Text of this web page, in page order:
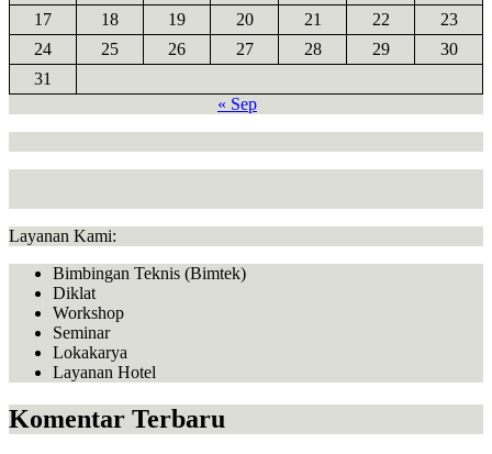
17
18 19 20 21 22
23
24
25 26 27 28 29
30
31
« Sep
Layanan Kami:
Bimbingan Teknis (Bimtek)
Diklat
Workshop
Seminar
Lokakarya
Layanan Hotel
Komentar Terbaru